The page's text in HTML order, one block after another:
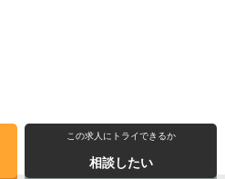
この求人にトライできるか
相談したい